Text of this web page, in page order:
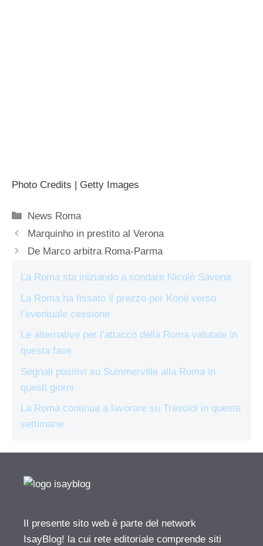
Photo Credits | Getty Images
Categorie
News Roma
Marquinho in prestito al Verona
De Marco arbitra Roma-Parma
La Roma sta iniziando a sondare Nicolò Savona
La Roma ha fissato il prezzo per Koné verso
l’eventuale cessione
Le alternative per l’attacco della Roma valutate in
questa fase
Segnali positivi su Summerville alla Roma in
questi giorni
La Roma continua a lavorare su Tresoldi in queste
settimane
Il presente sito web è parte del network
IsayBlog! la cui rete editoriale comprende siti